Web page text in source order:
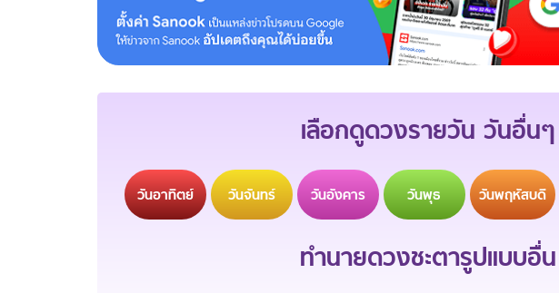
เลือกดูดวงรายวัน วันอื่นๆ
วันอาทิตย์ วันจันทร์ วันอังคาร วันพุธ วันพฤหัสบดี
ทำนายดวงชะตารูปแบบอื่น